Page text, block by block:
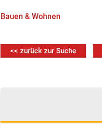
Bauen & Wohnen
<< zurück zur Suche